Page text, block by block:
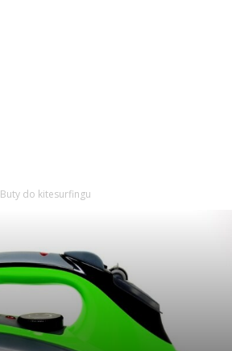
Buty do kitesurfingu